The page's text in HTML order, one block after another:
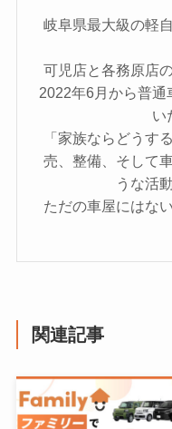
岐阜県最大級の軽
可児店と各務原店
2022年6月から普
い
「家族ならどうす
売、整備、そして
うな活
ただの車屋にはな
関連記事